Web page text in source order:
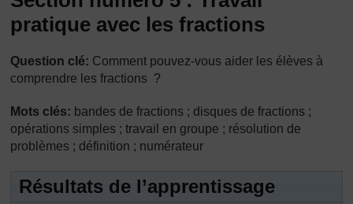
pratique avec les fractions
Question clé: Comment pouvez-vous aider les élèves à
comprendre les fractions ?
Mots clés: bandes de fractions ; disques de fractions ;
opérations simples ; travail en groupe ; résolution de
problèmes ; définition ; numérateur
Résultats de l’apprentissage